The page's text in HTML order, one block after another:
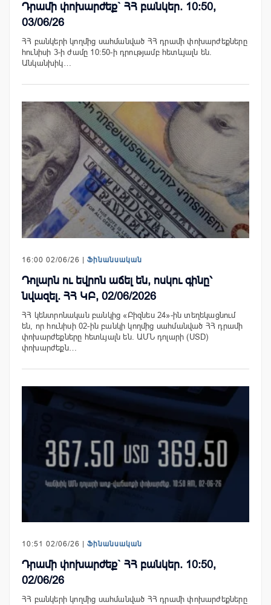
Դրամի փոխարժեք` ՀՀ բանկեր. 10:50,
03/06/26
ՀՀ բանկերի կողմից սահմանված ՀՀ դրամի փոխարժեքները
հունիսի 3-ի ժամը 10:50-ի դրությամբ հետևյալն են.
Անկանխիկ…
16:00 02/06/26 | Ֆինանսական
Դոլարն ու եվրոն աճել են, ոսկու գինը՝
նվազել. ՀՀ ԿԲ, 02/06/2026
ՀՀ կենտրոնական բանկից «Բիզնես 24»-ին տեղեկացնում
են, որ հունիսի 02-ին բանկի կողմից սահմանված ՀՀ դրամի
փոխարժեքները հետևյալն են. ԱՄՆ դոլարի (USD)
փոխարժեքն…
10:51 02/06/26 | Ֆինանսական
Դրամի փոխարժեք` ՀՀ բանկեր. 10:50,
02/06/26
ՀՀ բանկերի կողմից սահմանված ՀՀ դրամի փոխարժեքները